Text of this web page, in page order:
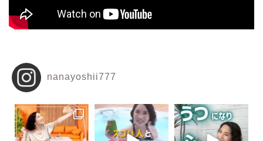
nanayoshii777